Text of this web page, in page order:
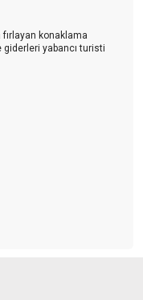
konaklama
yabancı turisti